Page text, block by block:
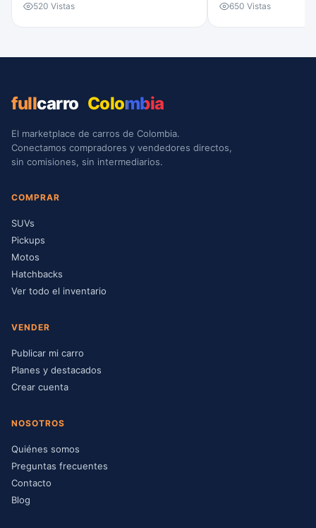
520 Vistas 650 Vistas
fullcarro Colombia
El marketplace de carros de Colombia.
Conectamos compradores y vendedores directos,
sin comisiones, sin intermediarios.
COMPRAR
SUVs
Pickups
Motos
Hatchbacks
Ver todo el inventario
VENDER
Publicar mi carro
Planes y destacados
Crear cuenta
NOSOTROS
Quiénes somos
Preguntas frecuentes
Contacto
Blog